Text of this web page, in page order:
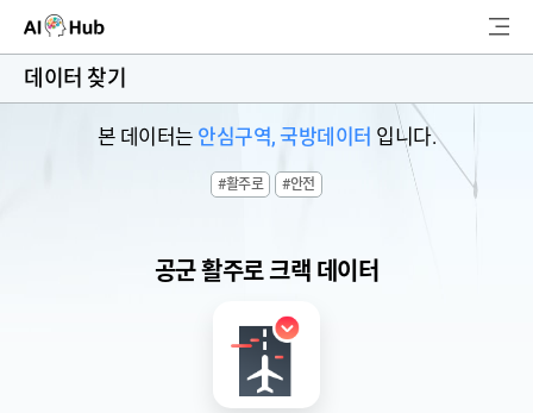
AI-Hub
색
데이터 찾기
본 데이터는 안심구역, 국방데이터 입니다.
#활주로 #안전
공군 활주로 크랙 데이터